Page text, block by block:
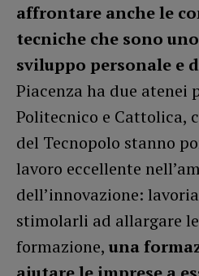
affrontare anche le
tecniche che sono
sviluppo personale e
Piacenza ha due atenei
Politecnico e Cattolica,
del Tecnopolo stanno
lavoro eccellente
dell’innovazione:
stimolarli ad allargare
formazione, una